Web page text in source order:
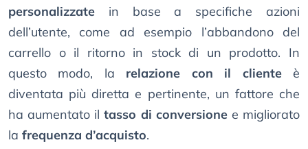
personalizzate in base a specifiche azioni
dell’utente, come ad esempio l’abbandono del
carrello o il ritorno in stock di un prodotto. In
questo modo, la relazione con il clienteè
diventata più diretta e pertinente, un fattore che
ha aumentato iltasso di conversionee migliorato
la frequenza d’acquisto.